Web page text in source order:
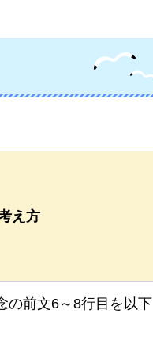
え方
の前文6～8行目を以下